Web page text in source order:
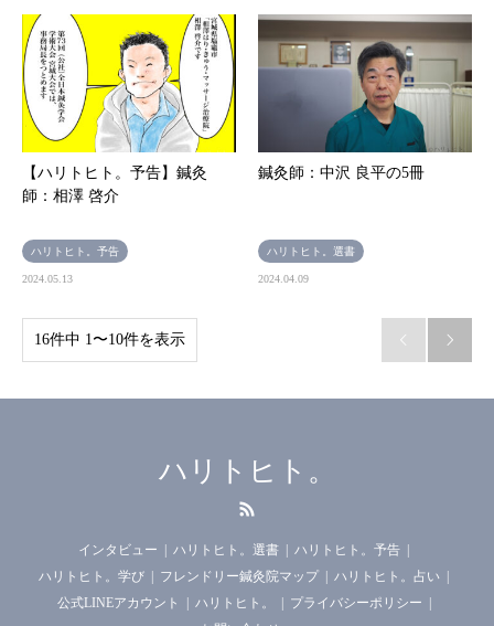
【ハリトヒト。予告】鍼灸
師：相澤 啓介
ハリトヒト。予告
2024.05.13
鍼灸師：中沢 良平の5冊
ハリトヒト。選書
2024.04.09
16件中 1〜10件を表示  
ハリトヒト。
インタビュー ハリトヒト。選書
ハリトヒト。予告
ハリトヒト。学び
フレンドリー鍼灸院マップ
ハリトヒト。占い
公式LINEアカウント
ハリトヒト。
プライバシーポリシー